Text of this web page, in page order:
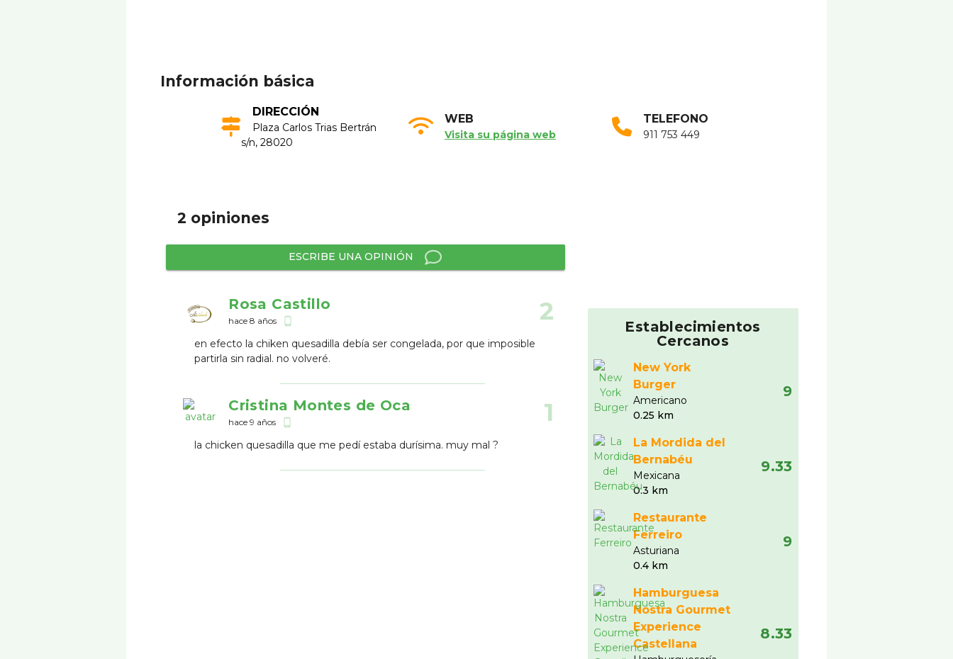
Información básica
DIRECCIÓN
Plaza Carlos Trias Bertrán
s/n, 28020
WEB
Visita su página web
TELEFONO
911 753 449
2 opiniones
ESCRIBE UNA OPINIÓN
Rosa Castillo
hace 8 años phone_android 2
en efecto la chiken quesadilla debía ser congelada, por que imposible
partirla sin radial. no volveré.
Cristina Montes de Oca
hace 9 años phone_android 1
la chicken quesadilla que me pedí estaba durísima. muy mal ?
Establecimientos
Cercanos
New York
Burger
Americano
0.25 km
9
La Mordida del
Bernabéu
Mexicana
0.3 km
9.33
Restaurante
Ferreiro
Asturiana
0.4 km
9
Hamburguesa
Nostra Gourmet
Experience
Castellana
8.33